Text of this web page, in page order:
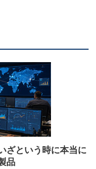
ざという時に本当に
品